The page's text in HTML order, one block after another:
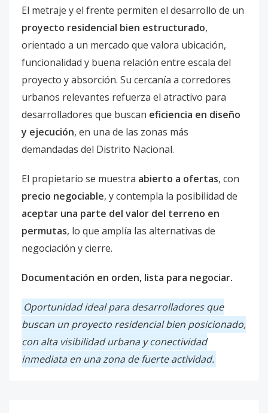
El metraje y el frente permiten el desarrollo de un
proyecto residencial bien estructurado,
orientado a un mercado que valora ubicación,
funcionalidad y buena relación entre escala del
proyecto y absorción. Su cercanía a corredores
urbanos relevantes refuerza el atractivo para
desarrolladores que buscan eficiencia en diseño
y ejecución, en una de las zonas más
demandadas del Distrito Nacional.
El propietario se muestra abierto a ofertas, con
precio negociable, y contempla la posibilidad de
aceptar una parte del valor del terreno en
permutas, lo que amplía las alternativas de
negociación y cierre.
Documentación en orden, lista para negociar.
Oportunidad ideal para desarrolladores que
buscan un proyecto residencial bien posicionado,
con alta visibilidad urbana y conectividad
inmediata en una zona de fuerte actividad.